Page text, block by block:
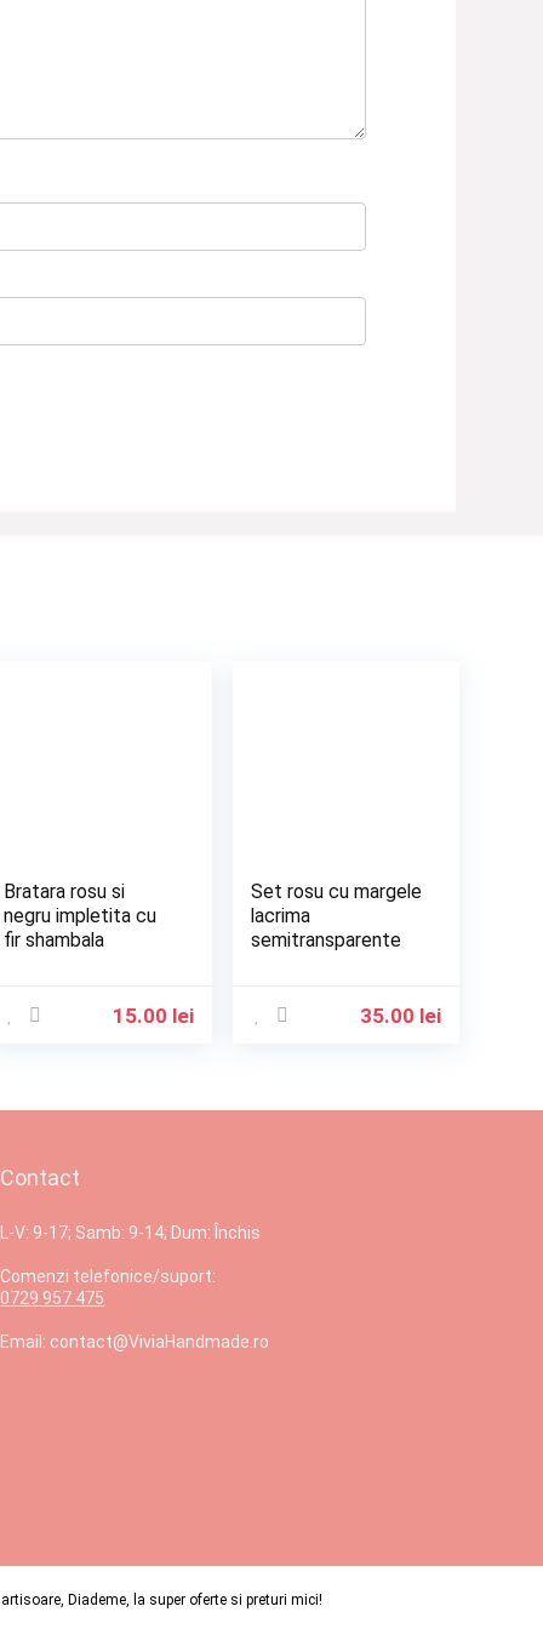
Bratara rosu si
negru impletita cu
fir shambala
15.00 lei
Set rosu cu margele
lacrima
semitransparente
35.00 lei
Contact
L-V: 9-17; Samb: 9-14; Dum: Închis
Comenzi telefonice/suport:
0729 957 475
Email: contact@ViviaHandmade.ro
Diademe, la super oferte si preturi mici!